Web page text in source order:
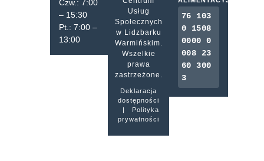
Czw.: 7:00
– 15:30
Pt.: 7:00 –
13:00
Usług
Społecznych
w Lidzbarku
Warmińskim.
Wszelkie
prawa
zastrzeżone.
Deklaracja
dostępności
Polityka
prywatności
76 103
0 1508
0000 0
008 23
60 300
3